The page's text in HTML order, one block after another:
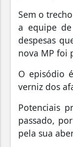
Sem o
a equipe
despesas
nova MP foi
O episódio
verniz dos
Potenciais
passado,
pela sua